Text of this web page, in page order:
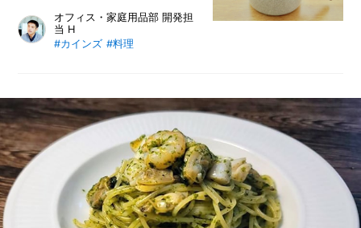
2022年9月にリリースされたカイ
ンズのマルチポット。従来のマルチ
上げたという、その思いやこだわり
について、開発担当者に語っていた
だきました。
オフィス・家庭用品部 開発担
当 H
#カインズ #料理